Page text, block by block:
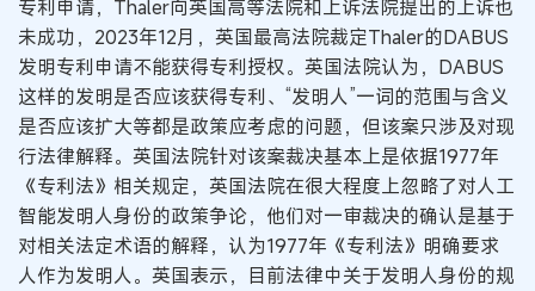
专利申请，Thaler向英国高等法院和上诉法院提出的上诉也
未成功，2023年12月，英国最高法院裁定Thaler的DABUS
发明专利申请不能获得专利授权。英国法院认为，DABUS
这样的发明是否应该获得专利、“发明人”一词的范围与含义
是否应该扩大等都是政策应考虑的问题，但该案只涉及对现
行法律解释。英国法院针对该案裁决基本上是依据1977年
《专利法》相关规定，英国法院在很大程度上忽略了对人工
智能发明人身份的政策争论，他们对一审裁决的确认是基于
对相关法定术语的解释，认为1977年《专利法》明确要求
人作为发明人。英国表示，目前法律中关于发明人身份的规